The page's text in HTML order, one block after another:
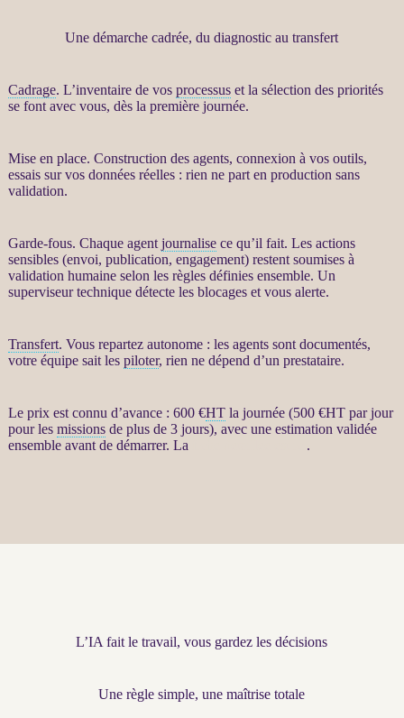
Une démarche cadrée, du diagnostic au transfert
Cadrage. L’inventaire de vos processuset la sélection des priorités
se font avec vous, dès la première journée.
Mise en place. Construction des agents, connexion à vos outils,
essais sur vos donnéesréelles : rien ne part en production sans
validation.
Garde-fous. Chaque agent journalisece qu’il fait. Les actions
sensibles (envoi, publication, engagement) restent soumises à
validation humaine selon les règles définies ensemble. Un
superviseur technique détecte les blocages et vous alerte.
Transfert. Vous repartez autonome : les agentssont documentés,
votre équipe sait les piloter, rien ne dépend d’un prestataire.
Le prix est connu d’avance : 600 €HTla journée (500 €HTpar jour
pour les missionsde plus de 3 jours), avec une estimation validée
ensemble avant de démarrer. La
.
L’IA fait le travail, vous gardez les décisions
Une règle simple, une maîtrise totale